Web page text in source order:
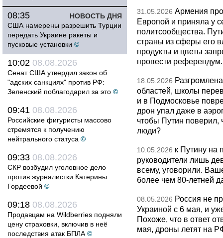
НОВОСТЬ ДНЯ
08:35
США намерены разрешить Турции
передать Украине ракеты и
пусковые установки ©
10:02 08.08.2026
Сенат США утвердил закон об
"адских санкциях" против РФ:
Зеленский поблагодарил за это ©
09:41 08.08.2026
Российские фигуристы массово
стремятся к получению
нейтрального статуса ©
09:33 08.08.2026
СКР возбудил уголовное дело
против журналистки Катерины
Гордеевой ©
09:18 08.08.2026
Продавцам на Wildberries подняли
цену страховки, включив в неё
последствия атак БПЛА ©
31.05.2026 Армения
Европой и приняла у
политсообщества.
страны из сферы его
продукты и цветы
провести
18.05.2026
областей, школы
и в Подмосковье
дрон упал даже в
чтобы Путин поверил,
люди?
10.05.2026 к Путину на
руководители лишь
всему, уговорили.
более чем 80-летней
08.05.2026 Россия не
Украиной с 6 мая, и
Похоже, что в ответ
мая, дроны летят на